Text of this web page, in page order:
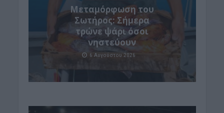
Μεταμόρφωση του
Σωτήρος: Σήμερα
τρώνε ψάρι όσοι
νηστεύουν
6 Αυγούστου 2026